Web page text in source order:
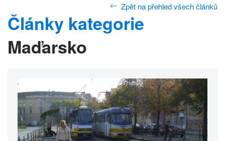
Zpět na přehled všech článků
Články kategorie
Maďarsko